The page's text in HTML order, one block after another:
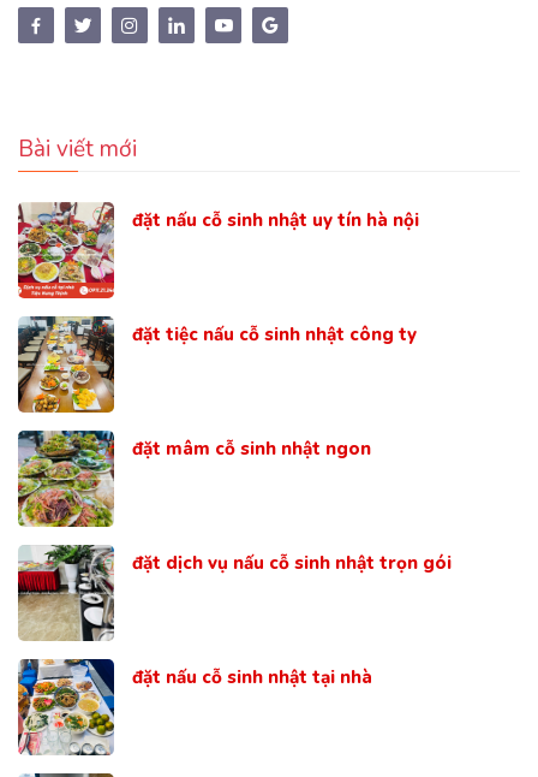
Bài viết mới
đặt nấu cỗ sinh nhật uy tín hà nội
đặt tiệc nấu cỗ sinh nhật công ty
đặt mâm cỗ sinh nhật ngon
đặt dịch vụ nấu cỗ sinh nhật trọn gói
đặt nấu cỗ sinh nhật tại nhà